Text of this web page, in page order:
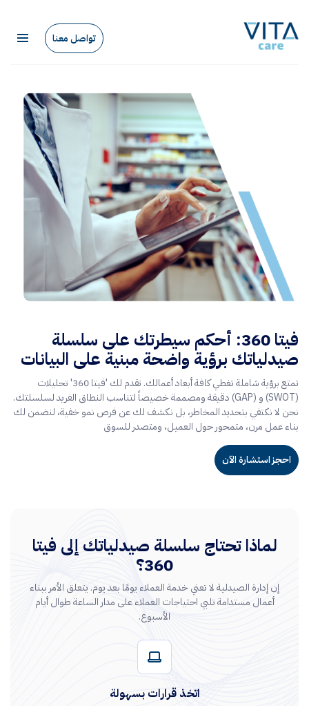
تواصل معنا
فيتا 360: أحكم سيطرتك على سلسلة
صيدلياتك برؤية واضحة مبنية على البيانات
تمتع برؤية شاملة تغطي كافة أبعاد أعمالك. تقدم لك 'فيتا 360' تحليلات
(SWOT) و (GAP) دقيقة ومصممة خصيصاً لتناسب النطاق الفريد لسلسلتك.
نحن لا نكتفي بتحديد المخاطر، بل نكشف لك عن فرص نمو خفية، لنضمن لك
بناء عمل مرن، متمحور حول العميل، ومتصدر للسوق
احجز استشارة الآن
لماذا تحتاج سلسلة صيدلياتك إلى فيتا
360؟
إن إدارة الصيدلية لا تعني خدمة العملاء يومًا بعد يوم. يتعلق الأمر ببناء
أعمال مستدامة تلبي احتياجات العملاء على مدار الساعة طوال أيام
الأسبوع.
اتخذ قرارات بسهولة